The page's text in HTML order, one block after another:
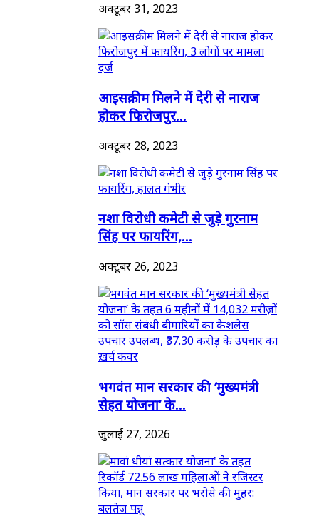
अक्टूबर 31, 2023
आइसक्रीम मिलने में देरी से नाराज
होकर फिरोजपुर...
अक्टूबर 28, 2023
नशा विरोधी कमेटी से जुड़े गुरनाम
सिंह पर फायरिंग,...
अक्टूबर 26, 2023
भगवंत मान सरकार की ‘मुख्यमंत्री
सेहत योजना’ के...
जुलाई 27, 2026